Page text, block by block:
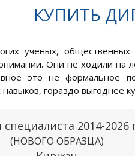
КУПИТЬ
ученых,
Они не ходили на
это не формальное
гораздо выгоднее
2014-2026
(НОВОГО ОБРАЗЦА)